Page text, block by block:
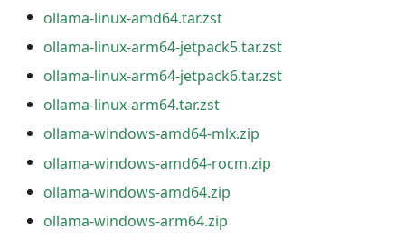
ollama-linux-amd64.tar.zst
ollama-linux-arm64-jetpack5.tar.zst
ollama-linux-arm64-jetpack6.tar.zst
ollama-linux-arm64.tar.zst
ollama-windows-amd64-mlx.zip
ollama-windows-amd64-rocm.zip
ollama-windows-amd64.zip
ollama-windows-arm64.zip